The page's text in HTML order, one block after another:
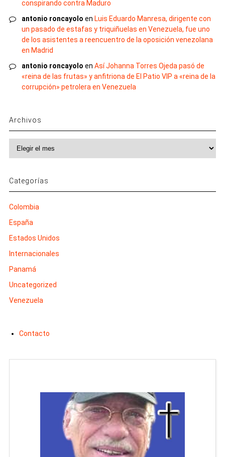
conspirando contra Maduro
antonio roncayolo en Luis Eduardo Manresa, dirigente con
un pasado de estafas y triquiñuelas en Venezuela, fue uno
de los asistentes a reencuentro de la oposición venezolana
en Madrid
antonio roncayolo en Así Johanna Torres Ojeda pasó de
«reina de las frutas» y anfitriona de El Patio VIP a «reina de la
corrupción» petrolera en Venezuela
Archivos
Archivos
Categorías
Colombia
España
Estados Unidos
Internacionales
Panamá
Uncategorized
Venezuela
Contacto